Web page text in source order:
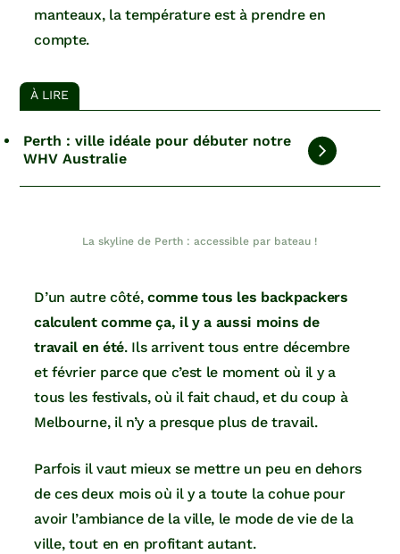
manteaux, la température est à prendre en
compte.
À LIRE
Perth : ville idéale pour débuter notre
WHV Australie
La skyline de Perth : accessible par bateau !
D’un autre côté, comme tous les backpackers
calculent comme ça, il y a aussi moins de
travail en été. Ils arrivent tous entre décembre
et février parce que c’est le moment où il y a
tous les festivals, où il fait chaud, et du coup à
Melbourne, il n’y a presque plus de travail.
Parfois il vaut mieux se mettre un peu en dehors
de ces deux mois où il y a toute la cohue pour
avoir l’ambiance de la ville, le mode de vie de la
ville, tout en en profitant autant.